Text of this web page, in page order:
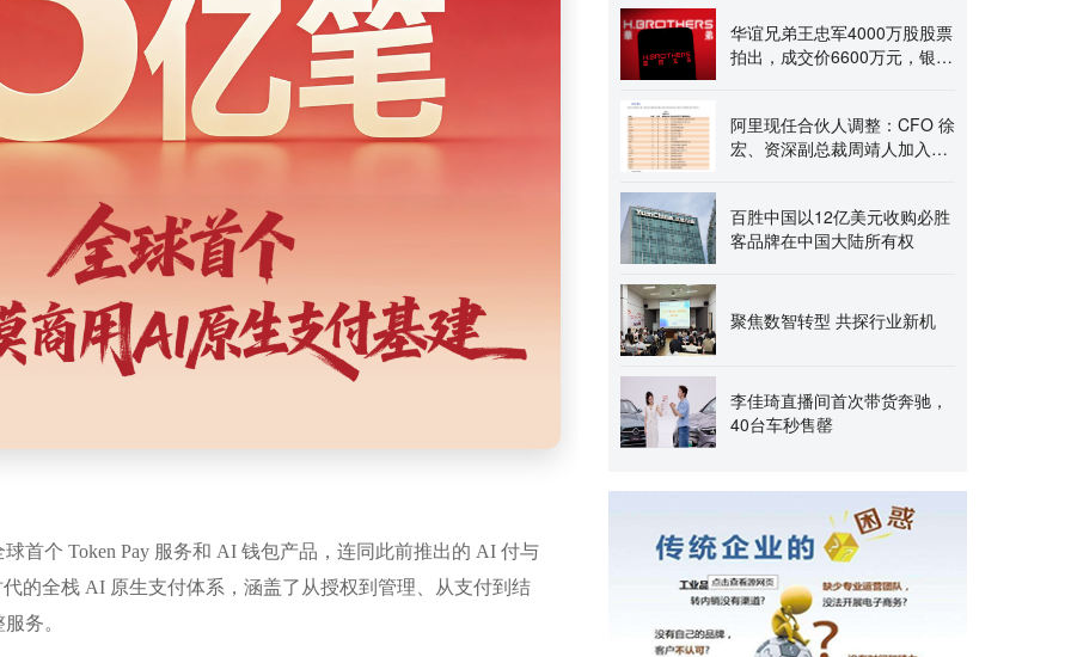
首个 Token Pay 服务和 AI 钱包产品，连同此前推出的 AI 付与
的全栈 AI 原生支付体系，涵盖了从授权到管理、从支付到结
务。
华谊兄弟王忠军4000万股股票
拍出，成交价6600万元，银泰
阿里现任合伙人调整：CFO 徐
宏、资深副总裁周靖人加入，
百胜中国以12亿美元收购必胜
客品牌在中国大陆所有权
聚焦数智转型 共探行业新机
李佳琦直播间首次带货奔驰，
40台车秒售罄